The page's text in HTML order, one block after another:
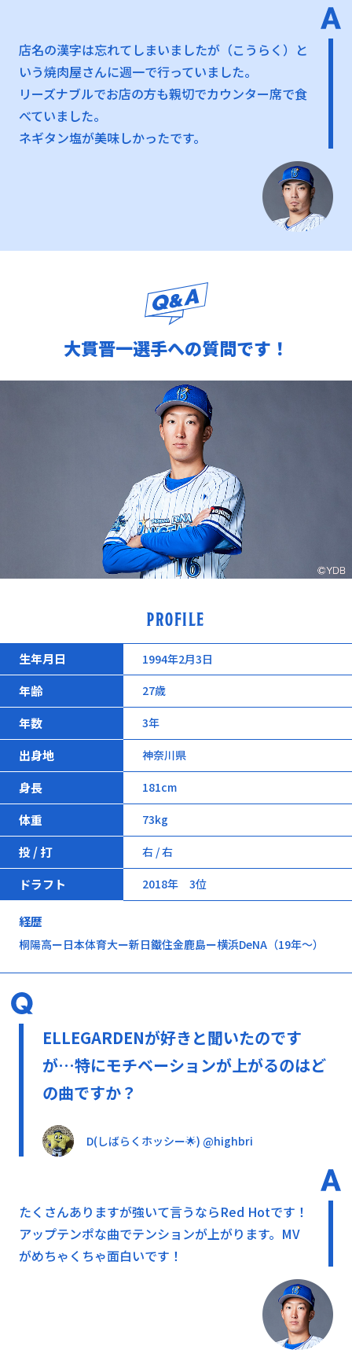
店名の漢字は忘れてしまいましたが（こうらく）と
いう焼肉屋さんに週一で行っていました。
リーズナブルでお店の方も親切でカウンター席で食
べていました。
ネギタン塩が美味しかったです。
大貫晋一選手への質問です！
PROFILE
生年月日 1994年2月3日
年齢 27歳
年数 3年
出身地 神奈川県
身長 181cm
体重 73kg
投 / 打 右 / 右
ドラフト 2018年 3位
経歴
桐陽高ー日本体育大ー新日鐵住金鹿島ー横浜DeNA（19年～）
ELLEGARDENが好きと聞いたのです
が…特にモチベーションが上がるのはど
の曲ですか？
D(しばらくホッシー🌟) @highbri
たくさんありますが強いて言うならRed Hotです！
アップテンポな曲でテンションが上がります。MV
がめちゃくちゃ面白いです！